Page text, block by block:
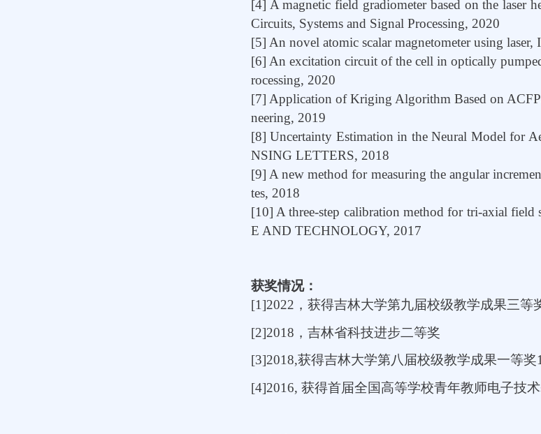
[4] A magnetic field gradiometer based on the laser
Circuits, Systems and Signal Processing, 2020
[5] An novel atomic scalar magnetometer using
[6] An excitation circuit of the cell in optically
rocessing, 2020
[7] Application of Kriging Algorithm Based on
neering, 2019
[8] Uncertainty Estimation in the Neural Model for
NSING LETTERS, 2018
[9] A new method for measuring the angular
tes, 2018
[10] A three-step calibration method for tri-axial
E AND TECHNOLOGY, 2017
获奖情况：
[1]2022 ，获得吉林大学第九届校级教学成果三等
[2]2018 ，吉林省科技进步二等奖
[3]2018,获得吉林大学第八届校级教学成果一等奖
[4]2016, 获得首届全国高等学校青年教师电子技